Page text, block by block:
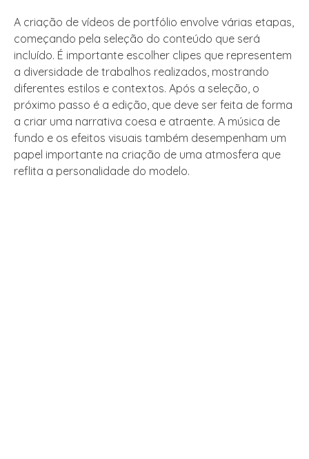
A criação de vídeos de portfólio envolve várias etapas,
começando pela seleção do conteúdo que será
incluído. É importante escolher clipes que representem
a diversidade de trabalhos realizados, mostrando
diferentes estilos e contextos. Após a seleção, o
próximo passo é a edição, que deve ser feita de forma
a criar uma narrativa coesa e atraente. A música de
fundo e os efeitos visuais também desempenham um
papel importante na criação de uma atmosfera que
reflita a personalidade do modelo.